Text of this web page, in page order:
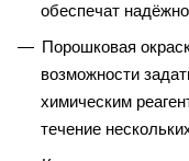
обеспечат
Порошковая
возможности
химическим
течение